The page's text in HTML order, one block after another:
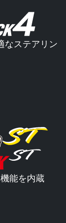
なステアリン
能を内蔵